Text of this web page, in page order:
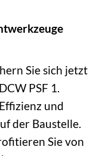
Sie sich jetzt
PSF 1.
und
der Baustelle.
Sie von